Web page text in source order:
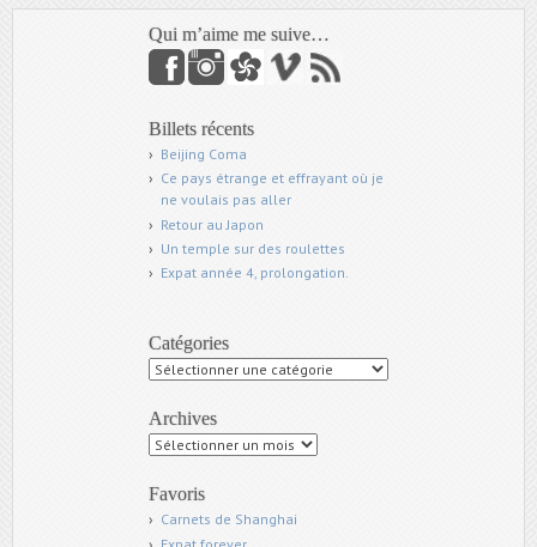
Qui m’aime me suive…
Billets récents
Beijing Coma
Ce pays étrange et effrayant où je
ne voulais pas aller
Retour au Japon
Un temple sur des roulettes
Expat année 4, prolongation.
Catégories
Catégories
Archives
Archives
Favoris
Carnets de Shanghai